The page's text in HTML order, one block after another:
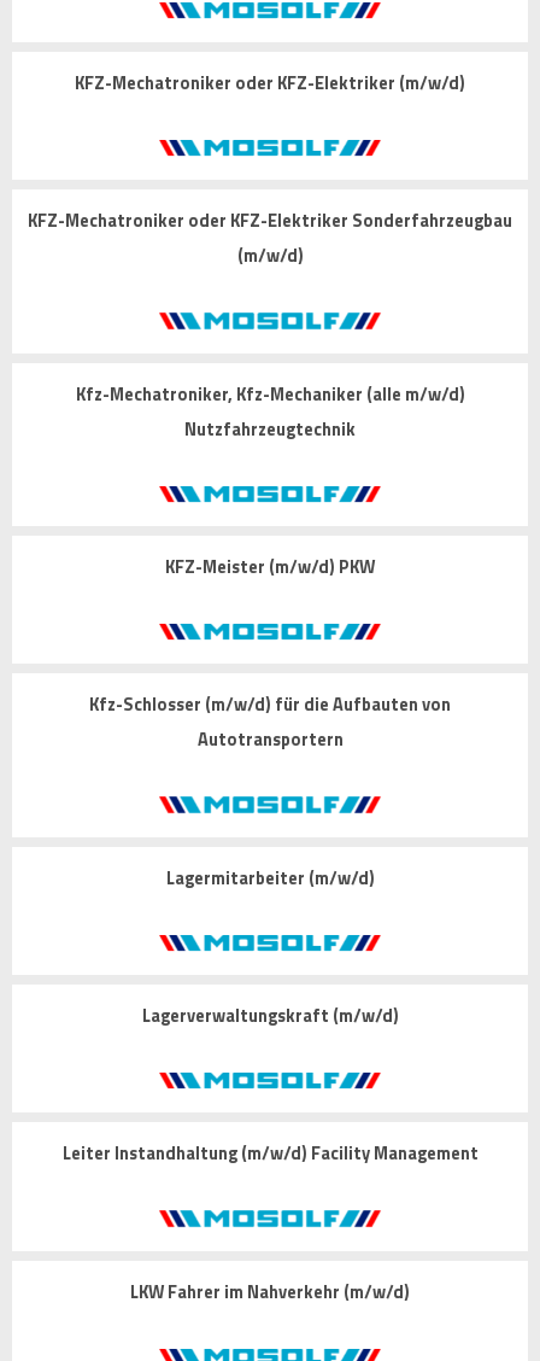
KFZ-Mechatroniker oder KFZ-Elektriker (m/w/d)
KFZ-Mechatroniker oder KFZ-Elektriker Sonderfahrzeugbau
(m/w/d)
Kfz-Mechatroniker, Kfz-Mechaniker (alle m/w/d)
Nutzfahrzeugtechnik
KFZ-Meister (m/w/d) PKW
Kfz-Schlosser (m/w/d) für die Aufbauten von
Autotransportern
Lagermitarbeiter (m/w/d)
Lagerverwaltungskraft (m/w/d)
Leiter Instandhaltung (m/w/d) Facility Management
LKW Fahrer im Nahverkehr (m/w/d)